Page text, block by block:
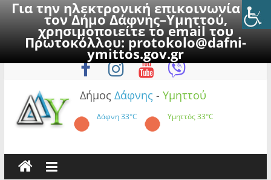
Για την ηλεκτρονική επικοινωνία με
τον Δήμο Δάφνης–Υμηττού,
χρησιμοποιείτε το email του
Πρωτοκόλλου:protokolo@dafni-
ymittos.gov.gr
to
Κυριακή, 9 Αυγούστου 2026
Δήμος Δάφνης - Υμηττού
Δάφνη33°C Υμηττός33°C